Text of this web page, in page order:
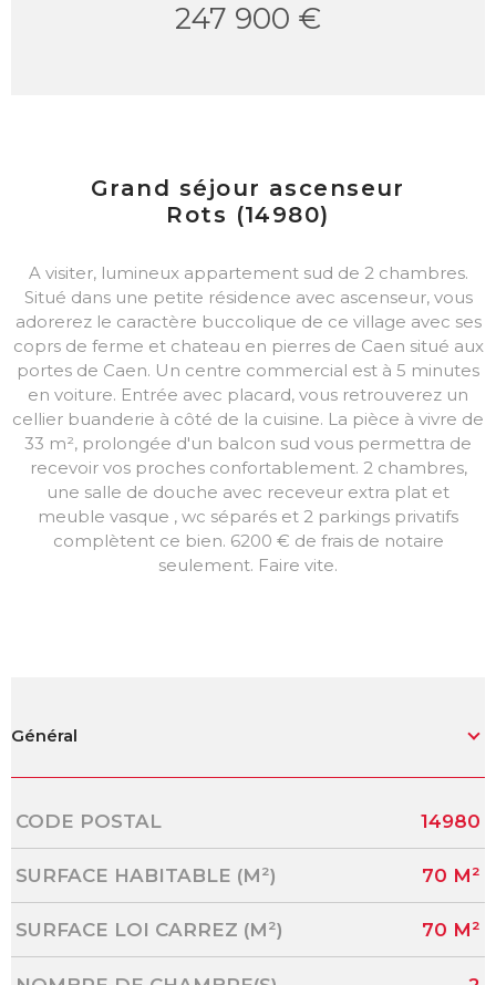
247 900 €
Grand séjour ascenseur
Rots (14980)
A visiter, lumineux appartement sud de 2 chambres.
Situé dans une petite résidence avec ascenseur, vous
adorerez le caractère buccolique de ce village avec ses
coprs de ferme et chateau en pierres de Caen situé aux
portes de Caen. Un centre commercial est à 5 minutes
en voiture. Entrée avec placard, vous retrouverez un
cellier buanderie à côté de la cuisine. La pièce à vivre de
33 m², prolongée d'un balcon sud vous permettra de
recevoir vos proches confortablement. 2 chambres,
une salle de douche avec receveur extra plat et
meuble vasque , wc séparés et 2 parkings privatifs
complètent ce bien. 6200 € de frais de notaire
seulement. Faire vite.
Général
Caractérisque Valeurs
CODE POSTAL 14980
SURFACE HABITABLE (M²) 70 M²
SURFACE LOI CARREZ (M²) 70 M²